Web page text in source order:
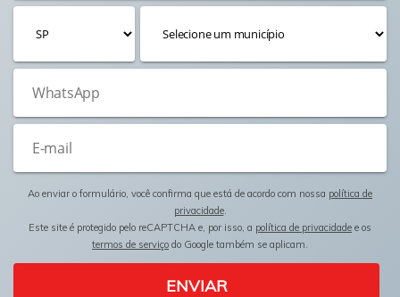
Ao enviar o formulário, você confirma que está de acordo com nossa política de
privacidade.
Este site é protegido pelo reCAPTCHA e, por isso, a política de privacidade e os
termos de serviço do Google também se aplicam.
ENVIAR